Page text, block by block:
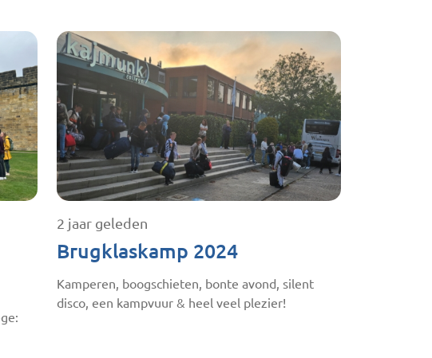
2 jaar geleden
Brugklaskamp 2024
Kamperen, boogschieten, bonte avond, silent
disco, een kampvuur & heel veel plezier!